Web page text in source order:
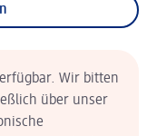
Wir bitten
über unser